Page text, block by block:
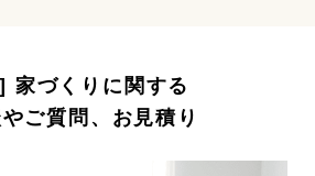
家づくりに関する
ご質問、お見積り